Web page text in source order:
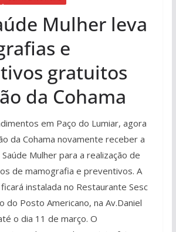
Mulher leva
e
gratuitos
da Cohama
em Paço do Lumiar, agora
da Cohama novamente receber a
Mulher para a realização de
de mamografia e preventivos. A
instalada no Restaurante Sesc
do Posto Americano, na Av.Daniel
o dia 11 de março. O